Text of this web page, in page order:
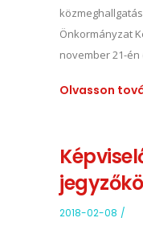
Önkormányzat
november 21-én
Olvasson
2018-02-08